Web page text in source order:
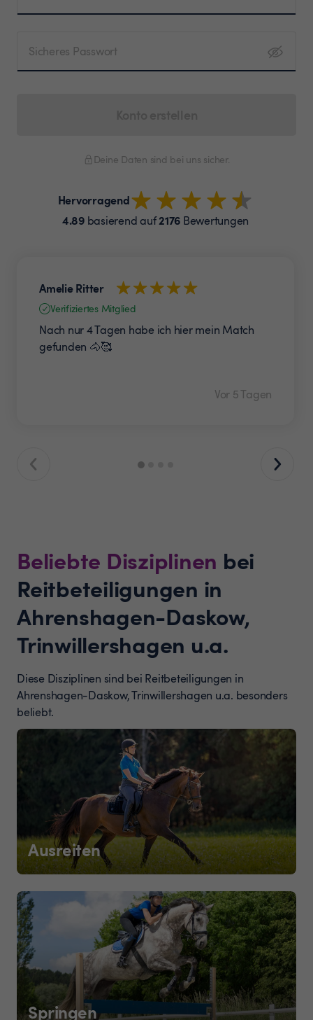
Sicheres Passwort
Deine Daten sind bei uns sicher.
Hervorragend
4.89basierend auf2176 Bewertungen
Amelie Ritter
Verifiziertes Mitglied
Nach nur 4 Tagen habe ich hier mein Match
gefunden 🐴🥰
Vor 5 Tagen
Beliebte Disziplinen bei
Reitbeteiligungen in
Ahrenshagen-Daskow,
Trinwillershagen u.a.
Diese Disziplinen sind bei Reitbeteiligungen in
Ahrenshagen-Daskow, Trinwillershagen u.a. besonders
beliebt.
Ausreiten
Springen